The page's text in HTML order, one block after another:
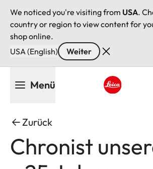
We noticed you're visiting from USA.
country or region to view content for
shop online.
USA (English)
Weiter
Menü
Zurück
Chronist